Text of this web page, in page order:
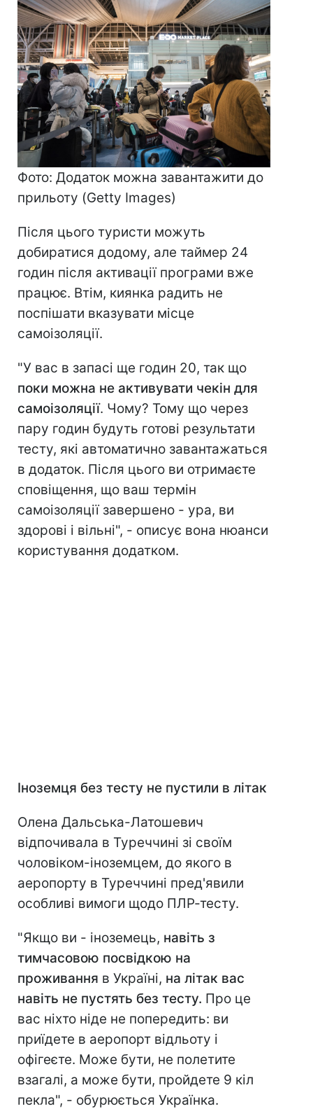
Фото: Додаток можна завантажити до
прильоту (Getty Images)
Після цього туристи можуть
добиратися додому, але таймер 24
годин після активації програми вже
працює. Втім, киянка радить не
поспішати вказувати місце
самоізоляції.
"У вас в запасі ще годин 20, так що
поки можна не активувати чекін для
самоізоляції. Чому? Тому що через
пару годин будуть готові результати
тесту, які автоматично завантажаться
в додаток. Після цього ви отримаєте
сповіщення, що ваш термін
самоізоляції завершено - ура, ви
здорові і вільні", - описує вона нюанси
користування додатком.
Іноземця без тесту не пустили в літак
Олена Дальська-Латошевич
відпочивала в Туреччині зі своїм
чоловіком-іноземцем, до якого в
аеропорту в Туреччині пред'явили
особливі вимоги щодо ПЛР-тесту.
"Якщо ви - іноземець, навіть з
тимчасовою посвідкою на
проживання в Україні, на літак вас
навіть не пустять без тесту. Про це
вас ніхто ніде не попередить: ви
приїдете в аеропорт відльоту і
офігеєте. Може бути, не полетите
взагалі, а може бути, пройдете 9 кіл
пекла", - обурюється Українка.